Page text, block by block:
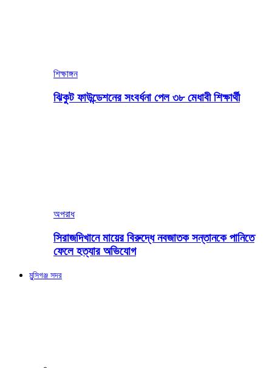
শিক্ষাঙ্গন
ঝিকুট ফাউন্ডেশনের সংবর্ধনা পেল ৩৮ মেধাবী শিক্ষার্থী
অপরাধ
সিরাজদিখানে মায়ের বিরুদ্ধে নবজাতক সন্তানকে পানিতে
ফেলে হত্যার অভিযোগ
মুন্সিগঞ্জ সদর